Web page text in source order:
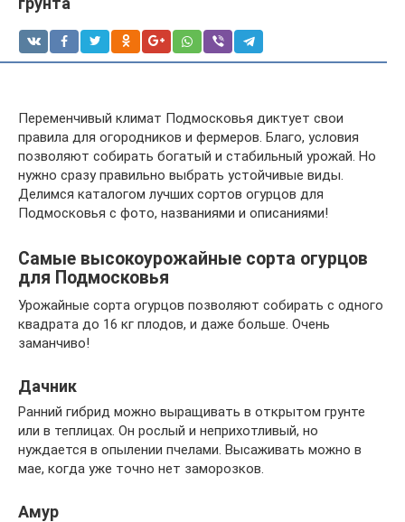
Переменчивый климат Подмосковья диктует свои
правила для огородников и фермеров. Благо, условия
позволяют собирать богатый и стабильный урожай. Но
нужно сразу правильно выбрать устойчивые виды.
Делимся каталогом лучших сортов огурцов для
Подмосковья с фото, названиями и описаниями!
Самые высокоурожайные сорта огурцов
для Подмосковья
Урожайные сорта огурцов позволяют собирать с одного
квадрата до 16 кг плодов, и даже больше. Очень
заманчиво!
Дачник
Ранний гибрид можно выращивать в открытом грунте
или в теплицах. Он рослый и неприхотливый, но
нуждается в опылении пчелами. Высаживать можно в
мае, когда уже точно нет заморозков.
Амур